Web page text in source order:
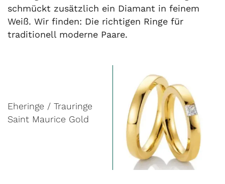
schmückt zusätzlich ein Diamant in feinem
Weiß. Wir finden: Die richtigen Ringe für
traditionell moderne Paare.
Eheringe / Trauringe
Saint Maurice Gold